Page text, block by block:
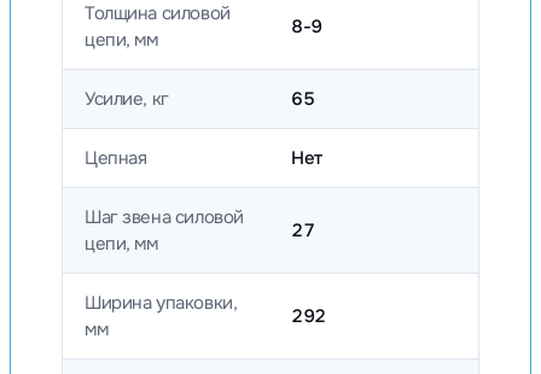
Толщина силовой
цепи, мм
8-9
Усилие, кг 65
Цепная Нет
Шаг звена силовой
цепи, мм
27
Ширина упаковки,
мм
292